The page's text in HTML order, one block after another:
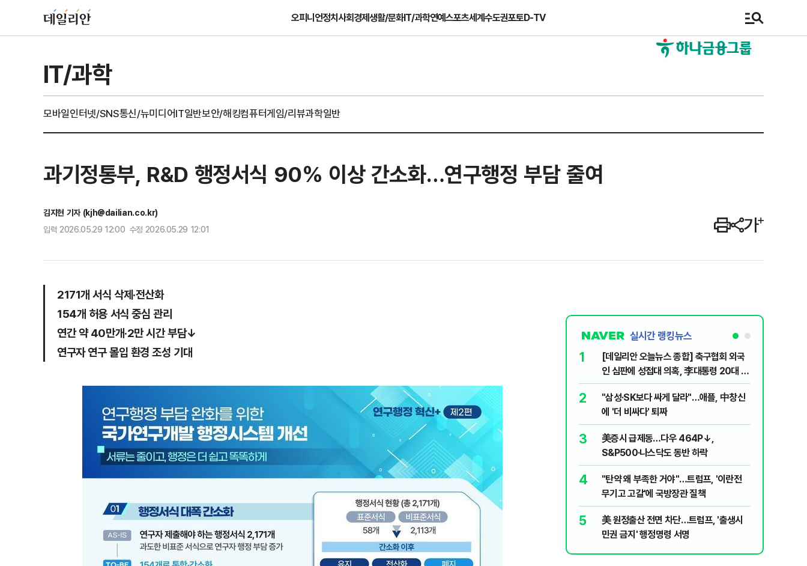
오피니언정치사회경제생활/문화IT/과학연예스포츠세계수도권포토D-TV
IT/과학
모바일인터넷/SNS통신/뉴미디어IT일반보안/해킹컴퓨터게임/리뷰과학일반
과기정통부, R&D 행정서식 90% 이상 간소화…연구행정 부담 줄여
김지현 기자 (kjh@dailian.co.kr)
입력 2026.05.29 12:00 수정 2026.05.29 12:01
2171개 서식 삭제·전산화
154개 허용 서식 중심 관리
연간 약 40만개·2만 시간 부담↓
연구자 연구 몰입 환경 조성 기대
실시간 랭킹뉴스
1
[데일리안 오늘뉴스 종합] 축구협회 외국
인 심판에 성접대 의혹, 李대통령 20대 지
지율 하락 의식했나, 삼전닉스 올인은 금
물, SK하이닉스 프리마켓 시초가 논란 재
점화, 김민석 "과반 승리 가능성 99%" 등
2
"삼성·SK보다 싸게 달라"…애플, 中창신
에 '더 비싸다' 퇴짜
3
美증시 급제동…다우 464P↓,
S&P500·나스닥도 동반 하락
4
"탄약 왜 부족한 거야"…트럼프, '이란전
무기고 고갈'에 국방장관 질책
5
美 원정출산 전면 차단…트럼프, '출생시
민권 금지' 행정명령 서명